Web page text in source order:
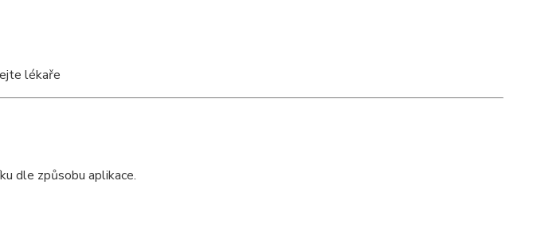
lékaře
dle způsobu aplikace.